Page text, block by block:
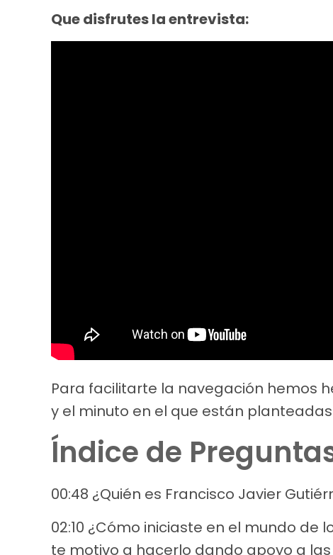
Que disfrutes la entrevista:
Para facilitarte la navegación hemos
y el minuto en el que están
Índice de
00:48 ¿Quién es Francisco Javier
02:10 ¿Cómo iniciaste en el mundo de
te motivo a hacerlo dando apoyo a